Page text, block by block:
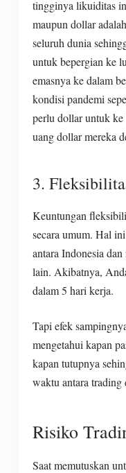
tingginya likuiditas
maupun dollar
seluruh dunia
untuk bepergian ke
emasnya ke dalam
kondisi pandemi
perlu dollar untuk ke
uang dollar mereka
3.
Keuntungan
secara umum. Hal
antara Indonesia
lain. Akibatnya,
dalam 5 hari kerja.
Tapi efek
mengetahui kapan
kapan tutupnya
waktu antara trading
Risiko
Saat memutuskan